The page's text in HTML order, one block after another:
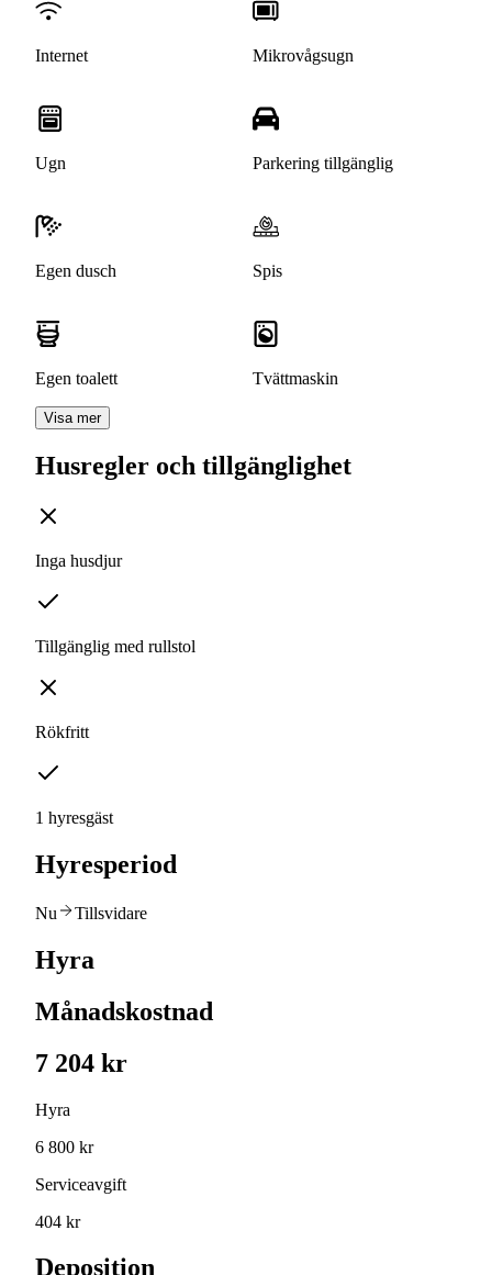
Internet Mikrovågsugn
Ugn Parkering tillgänglig
Egen dusch Spis
Egen toalett Tvättmaskin
Visa mer
Husregler och tillgänglighet
Inga husdjur
Tillgänglig med rullstol
Rökfritt
1 hyresgäst
Hyresperiod
Nu Tillsvidare
Hyra
Månadskostnad
7 204 kr
Hyra
6 800 kr
Serviceavgift
404 kr
Deposition